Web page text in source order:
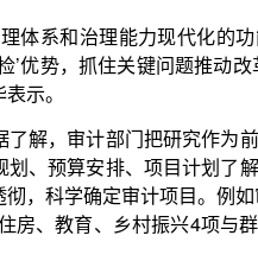
足党中央新部署新要求，结合审计
发现的具体问题，从积极财政政
“推动宏观调控政策统筹兼顾，增
弱环节、重大政策落实执行不到位
，为实现高质量发展打下坚实基
环境政策落实执行不力等问题，提
约束权力运行”。针对预算绩效管
不严格等问题，提出“加强财政资